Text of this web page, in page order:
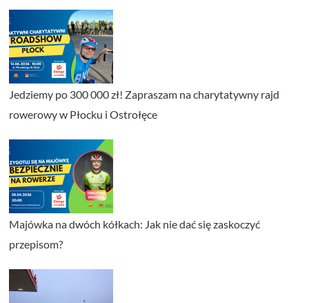
Jedziemy po 300 000 zł! Zapraszam na charytatywny rajd
rowerowy w Płocku i Ostrołęce
Majówka na dwóch kółkach: Jak nie dać się zaskoczyć
przepisom?